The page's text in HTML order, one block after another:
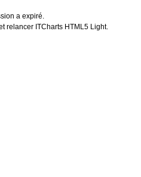
a expiré.
relancer ITCharts HTML5 Light.